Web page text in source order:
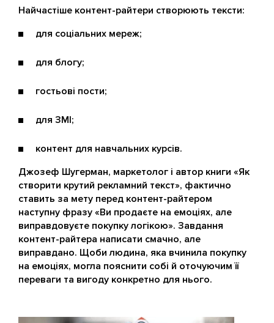
Найчастіше контент-райтери створюють тексти:
для соціальних мереж;
для блогу;
гостьові пости;
для ЗМІ;
контент для навчальних курсів.
Джозеф Шугерман, маркетолог і автор книги «Як
створити крутий рекламний текст», фактично
ставить за мету перед контент-райтером
наступну фразу «Ви продаєте на емоціях, але
виправдовуєте покупку логікою». Завдання
контент-райтера написати смачно, але
виправдано. Щоби людина, яка вчинила покупку
на емоціях, могла пояснити собі й оточуючим її
переваги та вигоду конкретно для нього.